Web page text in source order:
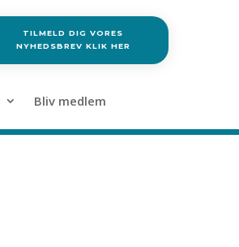
TILMELD DIG VORES
NYHEDSBREV KLIK HER
Bliv medlem